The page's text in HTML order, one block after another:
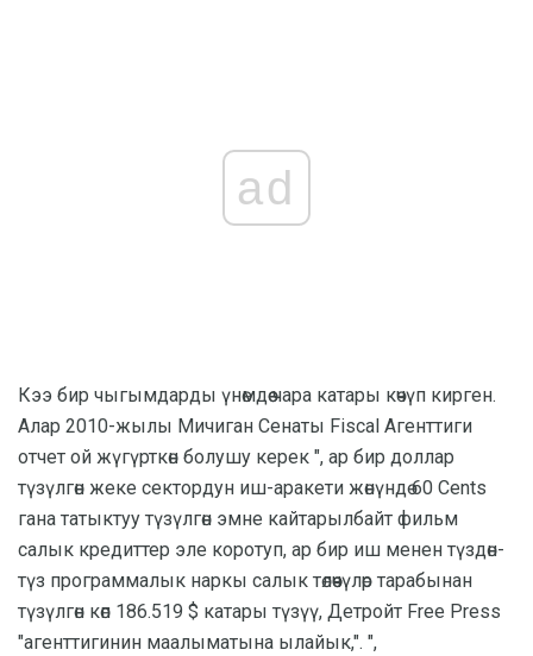
ad
Кээ бир чыгымдарды үнөмдөө чара катары көчүп кирген.
Алар 2010-жылы Мичиган Сенаты Fiscal Агенттиги
отчет ой жүгүрткөн болушу керек ", ар бир доллар
түзүлгөн жеке сектордун иш-аракети жөнүндө 60 Cents
гана татыктуу түзүлгөн эмне кайтарылбайт фильм
салык кредиттер эле коротуп, ар бир иш менен түздөн-
түз программалык наркы салык төлөөчүлөр тарабынан
түзүлгөн көп 186.519 $ катары түзүү, Детройт Free Press
"агенттигинин маалыматына ылайык,". ",